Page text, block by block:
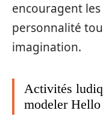
encouragent
personnalité
imagination.
Activités
modeler